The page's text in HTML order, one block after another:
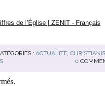
de l’Église | ZENIT - Français
:ACTUALITÉ ,
0